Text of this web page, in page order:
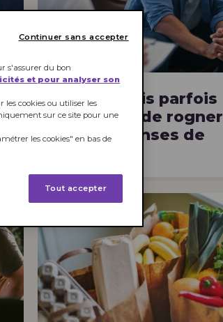
MÉDICAMENTS
Les Français parfois
contraints de rogner
leurs dépenses de
Continuer sans accepter
s'assurer du bon
et pour analyser son
cookies ou utiliser les
sur ce site pour une
les cookies" en bas de
Tout accepter